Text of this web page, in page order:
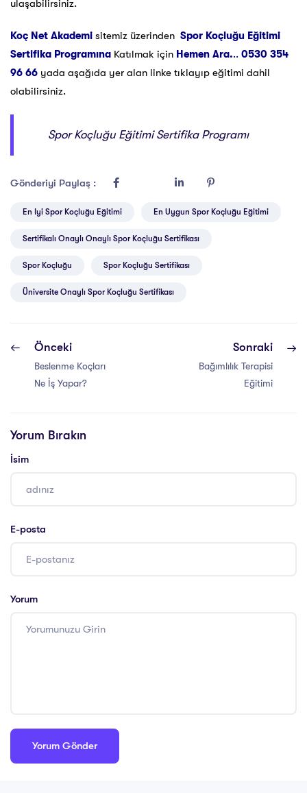
ulaşabilirsiniz.
Koç Net Akademi sitemiz üzerinden Spor Koçluğu Eğitimi
Sertifika Programına Katılmak için Hemen Ara... 0530 354
96 66 yada aşağıda yer alan linke tıklayıp eğitimi dahil
olabilirsiniz.
Spor Koçluğu Eğitimi Sertifika Programı
Gönderiyi Paylaş :
En Iyi Spor Koçluğu Eğitimi En Uygun Spor Koçluğu Eğitimi
Sertifikalı Onaylı Onaylı Spor Koçluğu Sertifikası
Spor Koçluğu Spor Koçluğu Sertifikası
Üniversite Onaylı Spor Koçluğu Sertifikası
Önceki
Beslenme Koçları
Ne İş Yapar?
Sonraki
Bağımlılık Terapisi
Eğitimi
Yorum Bırakın
İsim
E-posta
Yorum